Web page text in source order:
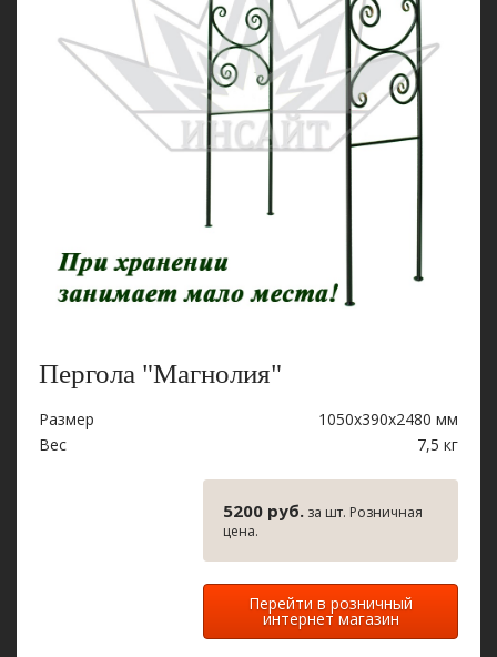
Пергола "Магнолия"
Размер
1050x390x2480 мм
Вес
7,5 кг
5200 руб. за шт. Розничная
цена.
Перейти в розничный
интернет магазин